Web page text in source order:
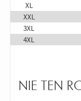
XL
XXL
3XL
4XL
NIE TEN